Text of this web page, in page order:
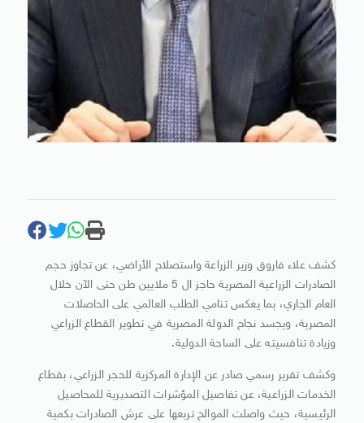
كشف علاء فاروق وزير الزراعة واستصلاح الأراضي، عن تجاوز حجم
الصادرات الزراعية المصرية حاجز ال 5 ملايين طن حتى الآن خلال
العام الجاري، بما يعكس تنامي الطلب العالمي على الحاصلات
المصرية، ويجسد نجاح الدولة المصرية في تطوير القطاع الزراعي
وزيادة تنافسيته على الساحة الدولية.
وكشف تقرير رسمي صادر عن الإدارة المركزية للحجر الزراعي، بقطاع
الخدمات الزراعية، عن تفاصيل المؤشرات التصديرية للمحاصيل
الرئيسية، حيث واصلت الموالح تربعها على عرش الصادرات بكمية